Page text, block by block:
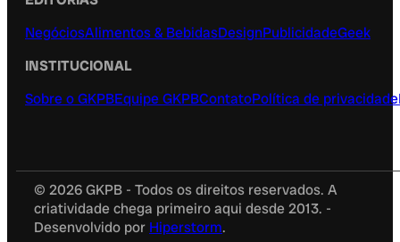
NegóciosAlimentos & BebidasDesignPublicidadeGeek
INSTITUCIONAL
Sobre o GKPBEquipe GKPBContatoPolítica de privacidade
© 2026 GKPB - Todos os direitos reservados. A
criatividade chega primeiro aqui desde 2013. -
Desenvolvido por Hiperstorm.